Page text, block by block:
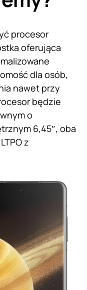
procesor
oferująca
dla osób,
nawet przy
będzie
o
6,45″, oba
z